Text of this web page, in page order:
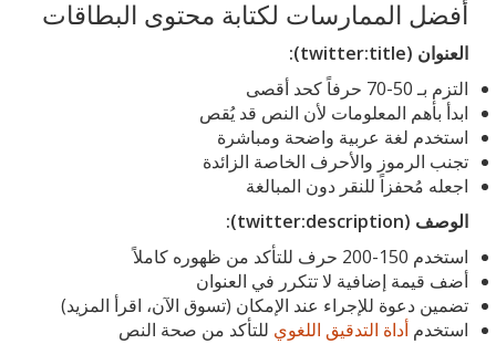
أفضل الممارسات لكتابة محتوى البطاقات
العنوان (twitter:title):
التزم بـ 50-70 حرفاً كحد أقصى
ابدأ بأهم المعلومات لأن النص قد يُقص
استخدم لغة عربية واضحة ومباشرة
تجنب الرموز والأحرف الخاصة الزائدة
اجعله مُحفزاً للنقر دون المبالغة
الوصف (twitter:description):
استخدم 150-200 حرف للتأكد من ظهوره كاملاً
أضف قيمة إضافية لا تتكرر في العنوان
تضمين دعوة للإجراء عند الإمكان (تسوق الآن، اقرأ المزيد)
استخدم أداة التدقيق اللغوي للتأكد من صحة النص